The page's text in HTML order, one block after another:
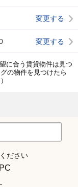
変更する
変更する
に合う賃貸物件は見つ
の物件を見つけたら
ださい
PC